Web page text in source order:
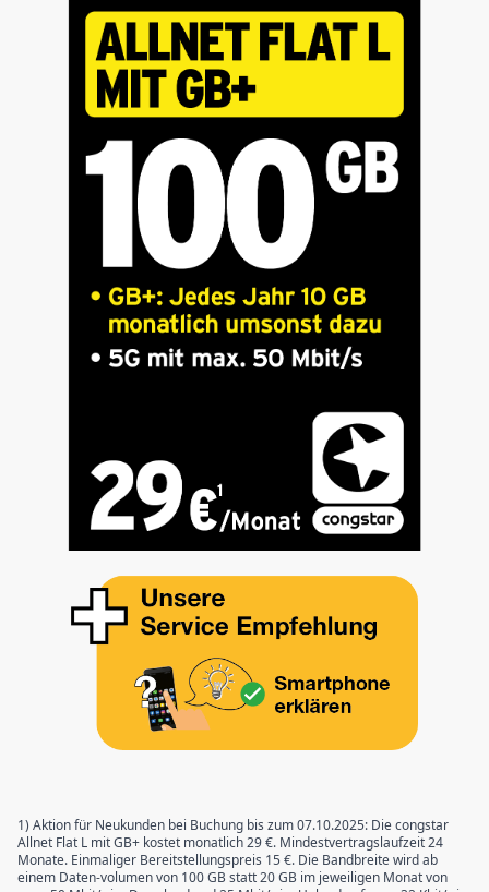
1) Aktion für Neukunden bei Buchung bis zum 07.10.2025: Die congstar
Allnet Flat L mit GB+ kostet monatlich 29 €. Mindestvertragslaufzeit 24
Monate. Einmaliger Bereitstellungspreis 15 €. Die Bandbreite wird ab
einem Daten-volumen von 100 GB statt 20 GB im jeweiligen Monat von